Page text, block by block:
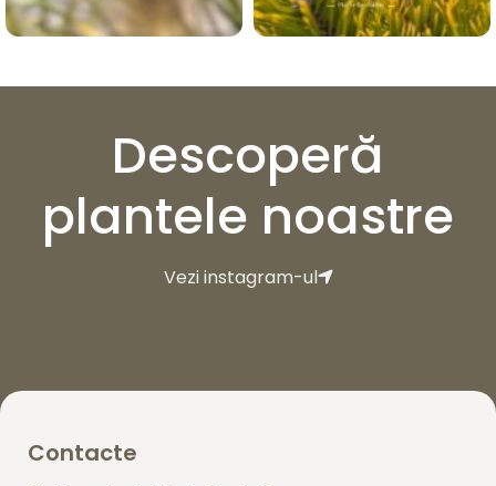
Descoperă
plantele noastre
Vezi instagram-ul
Contacte